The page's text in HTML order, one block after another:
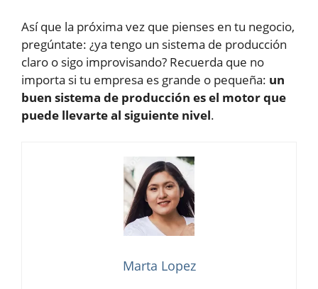
Así que la próxima vez que pienses en tu negocio,
pregúntate: ¿ya tengo un sistema de producción
claro o sigo improvisando? Recuerda que no
importa si tu empresa es grande o pequeña: un
buen sistema de producción es el motor que
puede llevarte al siguiente nivel.
Marta Lopez